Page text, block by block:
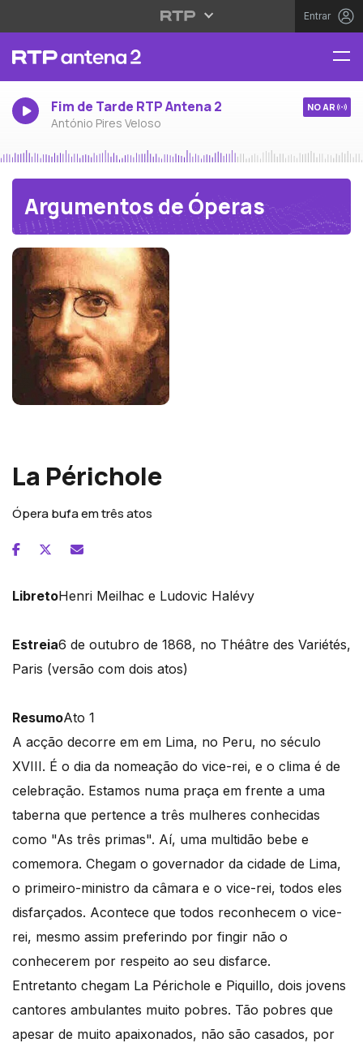
Entrar
Fim de Tarde RTP Antena 2
António Pires Veloso
NO AR
Argumentos de Óperas
La Périchole
Ópera bufa em três atos
LibretoHenri Meilhac e Ludovic Halévy
Estreia6 de outubro de 1868, no Théâtre des Variétés,
Paris (versão com dois atos)
ResumoAto 1
A acção decorre em em Lima, no Peru, no século
XVIII. É o dia da nomeação do vice-rei, e o clima é de
celebração. Estamos numa praça em frente a uma
taberna que pertence a três mulheres conhecidas
como "As três primas". Aí, uma multidão bebe e
comemora. Chegam o governador da cidade de Lima,
o primeiro-ministro da câmara e o vice-rei, todos eles
disfarçados. Acontece que todos reconhecem o vice-
rei, mesmo assim preferindo por fingir não o
conhecerem por respeito ao seu disfarce.
Entretanto chegam La Périchole e Piquillo, dois jovens
cantores ambulantes muito pobres. Tão pobres que
apesar de muito apaixonados, não são casados, por